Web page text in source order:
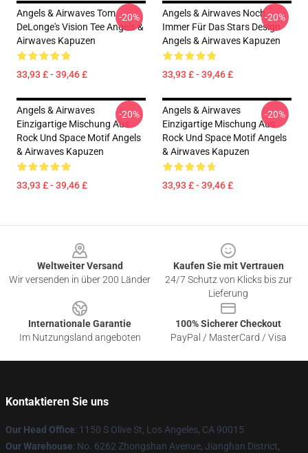
Angels & Airwaves Tom
DeLonge's Vision Tee Angels &
Airwaves Kapuzen
33,93 £ - 39,46 £
-20%
Angels & Airwaves Noch
Immer Für Das Stars Design
Angels & Airwaves Kapuzen
33,93 £ - 39,46 £
-20%
Angels & Airwaves
Einzigartige Mischung Aus
Rock Und Space Motif Angels
& Airwaves Kapuzen
33,93 £ - 39,46 £
-20%
Angels & Airwaves
Einzigartige Mischung Aus
Rock Und Space Motif Angels
& Airwaves Kapuzen
33,93 £ - 39,46 £
-20%
Weltweiter Versand
Wir versenden in über 200 Länder
Kaufen Sie mit Vertrauen
24/7 Schutz von Klicks bis zur
Lieferung
Internationale Garantie
Im Nutzungsland angeboten
100% Sicherer Checkout
PayPal / MasterCard / Visa
Kontaktieren Sie uns
Our Head Office: 1150 S Olive St, Los Angeles, CA 90015
Our Warehouse: No. 6262 Zhongshan Avenue, Jianghan District,